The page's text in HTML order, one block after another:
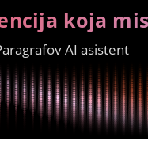
koja
AI asistent